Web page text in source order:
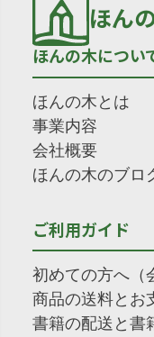
ほん
ほんの木につい
ほんの木とは
事業内容
会社概要
ほんの木のブロ
ご利用ガイド
初めての方へ（
商品の送料とお
書籍の配送と書